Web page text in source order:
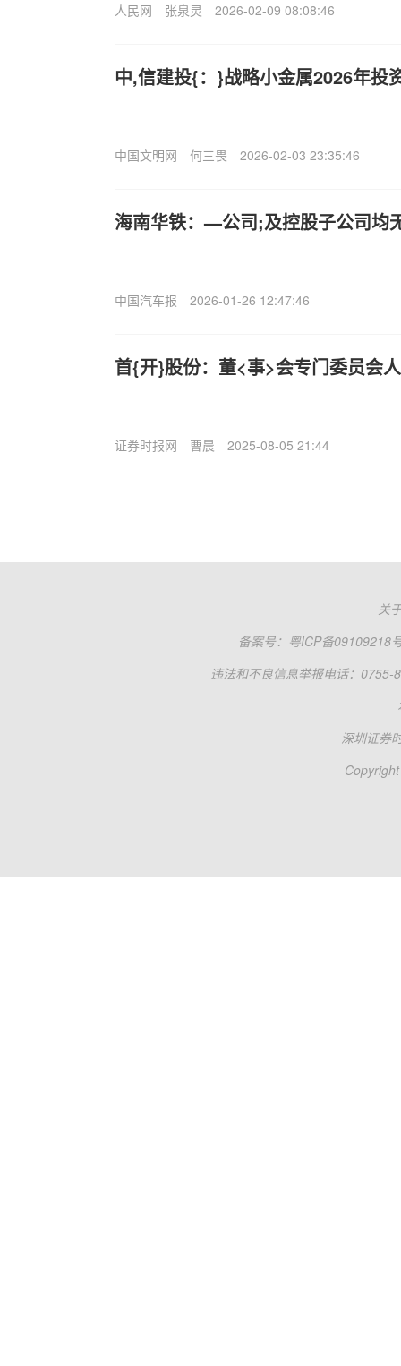
人民网 张泉灵 2026-02-09 08:08:46
中,信建投{：}战略小金属2026年投
中国文明网 何三畏 2026-02-03 23:35:46
海南华铁：—公司;及控股子公司均
中国汽车报 2026-01-26 12:47:46
首{开}股份：董<事>会专门委员会
证券时报网 曹晨 2025-08-05 21:44
关
备案号： 粤ICP备09109218
违法和不良信息举报电话：0755-
深圳证券